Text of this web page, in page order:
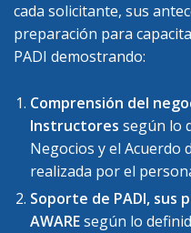
cada solicitante, sus
preparación para
PADI demostrando:
Comprensión del
Instructores según lo
Negocios y el Acuerdo
realizada por el
Soporte de PADI, sus
AWAREsegún lo